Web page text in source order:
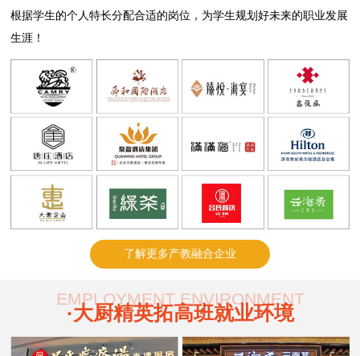
根据学生的个人特长分配合适的岗位，为学生规划好未来的职业发展
生涯！
了解更多产教融合企业
EMPLOYMENT ENVIRONMENT
·大厨精英拓高班就业环境